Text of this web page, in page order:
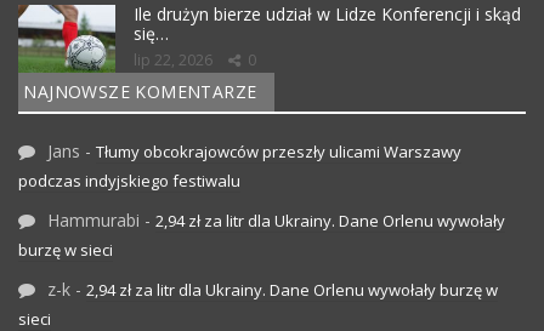
Ile drużyn bierze udział w Lidze Konferencji i skąd
się…
lip 22, 2026 0
NAJNOWSZE KOMENTARZE
Jans - Tłumy obcokrajowców przeszły ulicami Warszawy
podczas indyjskiego festiwalu
Hammurabi - 2,94 zł za litr dla Ukrainy. Dane Orlenu wywołały
burzę w sieci
z-k - 2,94 zł za litr dla Ukrainy. Dane Orlenu wywołały burzę w
sieci